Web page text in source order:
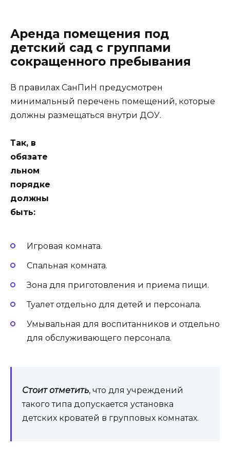
Аренда помещения под
детский сад с группами
сокращенного пребывания
В правилах СанПиН предусмотрен
минимальный перечень помещений, которые
должны размещаться внутри ДОУ.
Так, в
обязате
льном
порядке
должны
быть:
Игровая комната.
Спальная комната.
Зона для приготовления и приема пищи.
Туалет отдельно для детей и персонала.
Умывальная для воспитанников и отдельно
для обслуживающего персонала.
Стоит отметить, что для учреждений
такого типа допускается установка
детских кроватей в групповых комнатах.